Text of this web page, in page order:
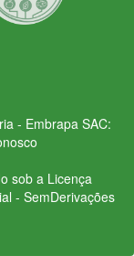
- Embrapa SAC:
sob a Licença
- SemDerivações